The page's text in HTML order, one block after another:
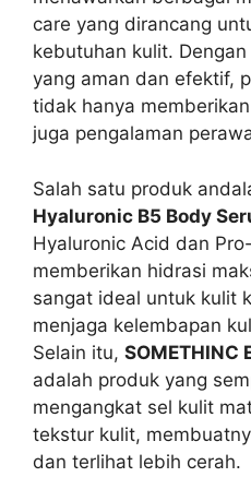
care yang dirancang
kebutuhan kulit.
yang aman dan efektif,
tidak hanya
juga pengalaman
Salah satu produk
Hyaluronic B5 Body
Hyaluronic Acid dan
memberikan hidrasi
sangat ideal untuk kulit
menjaga kelembapan
Selain itu, SOMETHINC
adalah produk yang
mengangkat sel kulit
tekstur kulit,
dan terlihat lebih cerah.